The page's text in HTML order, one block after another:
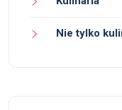
Nie tylko